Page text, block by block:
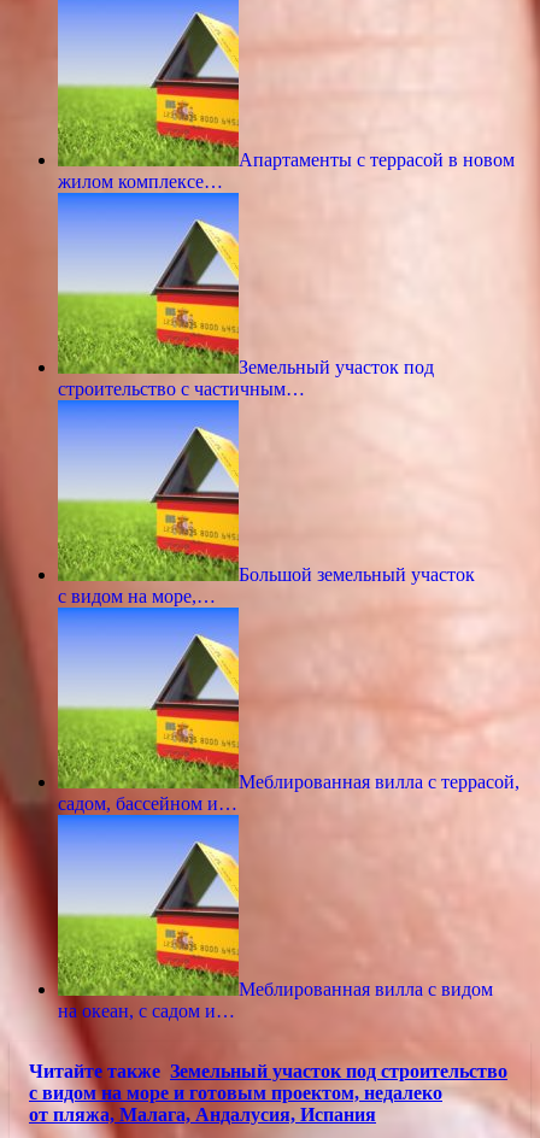
Апартаменты с террасой в новом
жилом комплексе…
Земельный участок под
строительство с частичным…
Большой земельный участок
с видом на море,…
Меблированная вилла с террасой,
садом, бассейном и…
Меблированная вилла с видом
на океан, с садом и…
Читайте также Земельный участок под строительство
с видом на море и готовым проектом, недалеко
от пляжа, Малага, Андалусия, Испания